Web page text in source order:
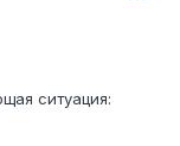
ситуация: